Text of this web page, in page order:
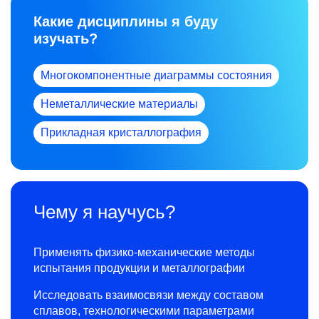
Какие дисциплины я буду
изучать?
Многокомпонентные диаграммы состояния
Неметаллические материалы
Прикладная кристаллография
Чему я научусь?
Применять физико-механические методы
испытания продукции и металлографии
Исследовать взаимосвязи между составом
сплавов, технологическими параметрами